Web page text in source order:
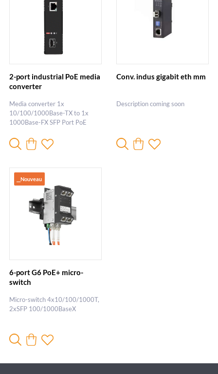
2-port industrial PoE media
converter
Media converter 1x
10/100/1000Base-TX to 1x
1000Base-FX SFP Port PoE
Conv. indus gigabit eth mm
Description coming soon
__Nouveau
6-port G6 PoE+ micro-
switch
Micro-switch 4x10/100/1000T,
2xSFP 100/1000BaseX